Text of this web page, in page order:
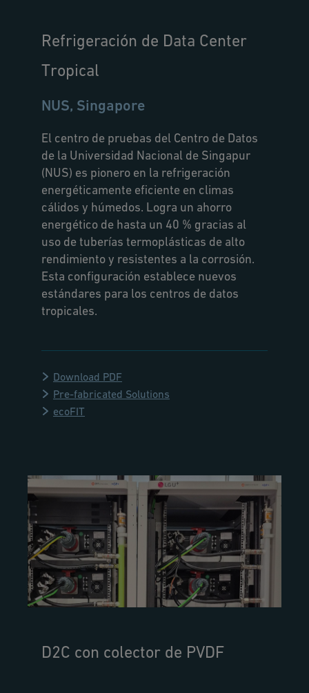
Refrigeración de Data Center
Tropical
NUS, Singapore
El centro de pruebas del Centro de Datos
de la Universidad Nacional de Singapur
(NUS) es pionero en la refrigeración
energéticamente eficiente en climas
cálidos y húmedos. Logra un ahorro
energético de hasta un 40 % gracias al
uso de tuberías termoplásticas de alto
rendimiento y resistentes a la corrosión.
Esta configuración establece nuevos
estándares para los centros de datos
tropicales.
Download PDF
Pre-fabricated Solutions
ecoFIT
D2C con colector de PVDF